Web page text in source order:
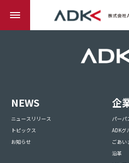
NEWS
ニュースリリース
トピックス
お知らせ
企
パーパ
ADKグ
ごあい
沿革